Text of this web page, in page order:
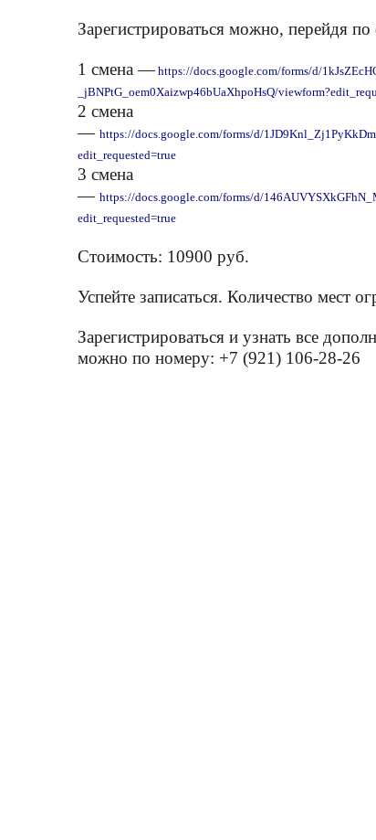
Зарегистрироваться можно, перейдя по
1 смена — https://docs.google.com/forms/d/
_jBNPtG_oem0Xaizwp46bUaXhpoHsQ/
2 смена
— https://docs.google.com/forms/d/
edit_requested=true
3 смена
— https://docs.google.com/forms/d/
edit_requested=true
Стоимость: 10900 руб.
Успейте записаться. Количество мест
Зарегистрироваться и узнать все
можно по номеру: +7 (921) 106-28-26